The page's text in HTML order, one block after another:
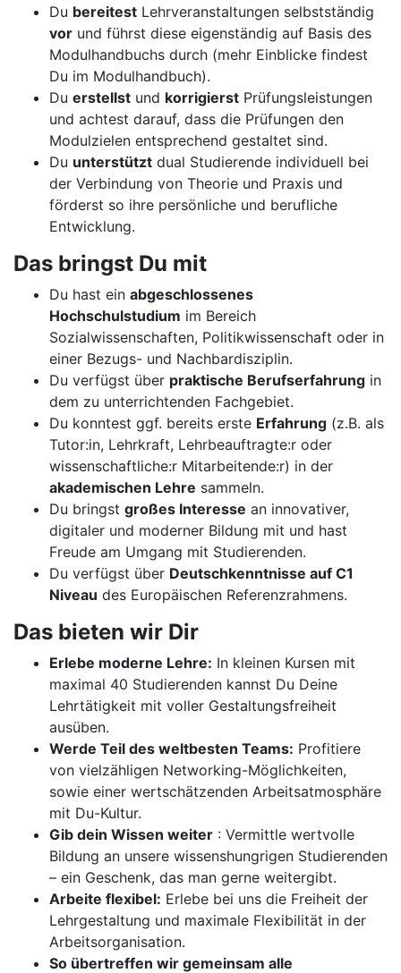
Du bereitest Lehrveranstaltungen selbstständig
vor und führst diese eigenständig auf Basis des
Modulhandbuchs durch (mehr Einblicke findest
Du im Modulhandbuch).
Du erstellst und korrigierst Prüfungsleistungen
und achtest darauf, dass die Prüfungen den
Modulzielen entsprechend gestaltet sind.
Du unterstützt dual Studierende individuell bei
der Verbindung von Theorie und Praxis und
förderst so ihre persönliche und berufliche
Entwicklung.
Das bringst Du mit
Du hast ein abgeschlossenes
Hochschulstudium im Bereich
Sozialwissenschaften, Politikwissenschaft oder in
einer Bezugs- und Nachbardisziplin.
Du verfügst über praktische Berufserfahrung in
dem zu unterrichtenden Fachgebiet.
Du konntest ggf. bereits erste Erfahrung (z.B. als
Tutor:in, Lehrkraft, Lehrbeauftragte:r oder
wissenschaftliche:r Mitarbeitende:r) in der
akademischen Lehre sammeln.
Du bringst großes Interesse an innovativer,
digitaler und moderner Bildung mit und hast
Freude am Umgang mit Studierenden.
Du verfügst über Deutschkenntnisse auf C1
Niveau des Europäischen Referenzrahmens.
Das bieten wir Dir
Erlebe moderne Lehre: In kleinen Kursen mit
maximal 40 Studierenden kannst Du Deine
Lehrtätigkeit mit voller Gestaltungsfreiheit
ausüben.
Werde Teil des weltbesten Teams: Profitiere
von vielzähligen Networking-Möglichkeiten,
sowie einer wertschätzenden Arbeitsatmosphäre
mit Du-Kultur.
Gib dein Wissen weiter : Vermittle wertvolle
Bildung an unsere wissenshungrigen Studierenden
– ein Geschenk, das man gerne weitergibt.
Arbeite flexibel: Erlebe bei uns die Freiheit der
Lehrgestaltung und maximale Flexibilität in der
Arbeitsorganisation.
So übertreffen wir gemeinsam alle